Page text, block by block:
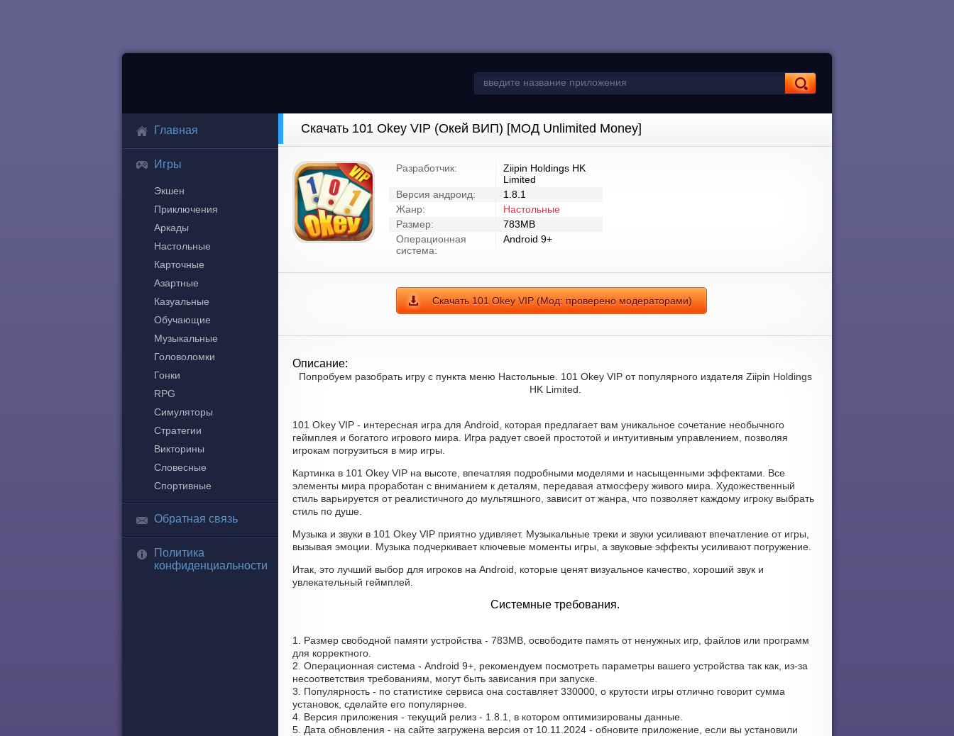
Главная
Игры
Экшен
Приключения
Аркады
Настольные
Карточные
Азартные
Казуальные
Обучающие
Музыкальные
Головоломки
Гонки
RPG
Симуляторы
Стратегии
Викторины
Словесные
Спортивные
Обратная связь
Политика
конфиденциальности
Скачать 101 Okey VIP (Окей ВИП) [МОД Unlimited Money]
Разработчик:
Ziipin Holdings HK
Limited
Версия андроид:
1.8.1
Жанр:
Настольные
Размер:
783MB
Операционная
система:
Android 9+
Скачать 101 Okey VIP (Мод: проверено модераторами)
Описание:
Попробуем разобрать игру с пункта меню Настольные. 101 Okey VIP от популярного издателя Ziipin Holdings
HK Limited.
101 Okey VIP - интересная игра для Android, которая предлагает вам уникальное сочетание необычного
геймплея и богатого игрового мира. Игра радует своей простотой и интуитивным управлением, позволяя
игрокам погрузиться в мир игры.
Картинка в 101 Okey VIP на высоте, впечатляя подробными моделями и насыщенными эффектами. Все
элементы мира проработан с вниманием к деталям, передавая атмосферу живого мира. Художественный
стиль варьируется от реалистичного до мультяшного, зависит от жанра, что позволяет каждому игроку выбрать
стиль по душе.
Музыка и звуки в 101 Okey VIP приятно удивляет. Музыкальные треки и звуки усиливают впечатление от игры,
вызывая эмоции. Музыка подчеркивает ключевые моменты игры, а звуковые эффекты усиливают погружение.
Итак, это лучший выбор для игроков на Android, которые ценят визуальное качество, хороший звук и
увлекательный геймплей.
Системные требования.
1. Размер свободной памяти устройства - 783MB, освободите память от ненужных игр, файлов или программ
для корректного.
2. Операционная система - Android 9+, рекомендуем посмотреть параметры вашего устройства так как, из-за
несоответствия требованиям, могут быть зависания при запуске.
3. Популярность - по статистике сервиса она составляет 330000, о крутости игры отлично говорит сумма
установок, сделайте его популярнее.
4. Версия приложения - текущий релиз - 1.8.1, в котором оптимизированы данные.
5. Дата обновления - на сайте загружена версия от 10.11.2024 - обновите приложение, если вы установили